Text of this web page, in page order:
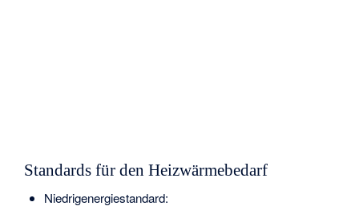
Standards für den Heizwärmebedarf
Niedrigenergiestandard: